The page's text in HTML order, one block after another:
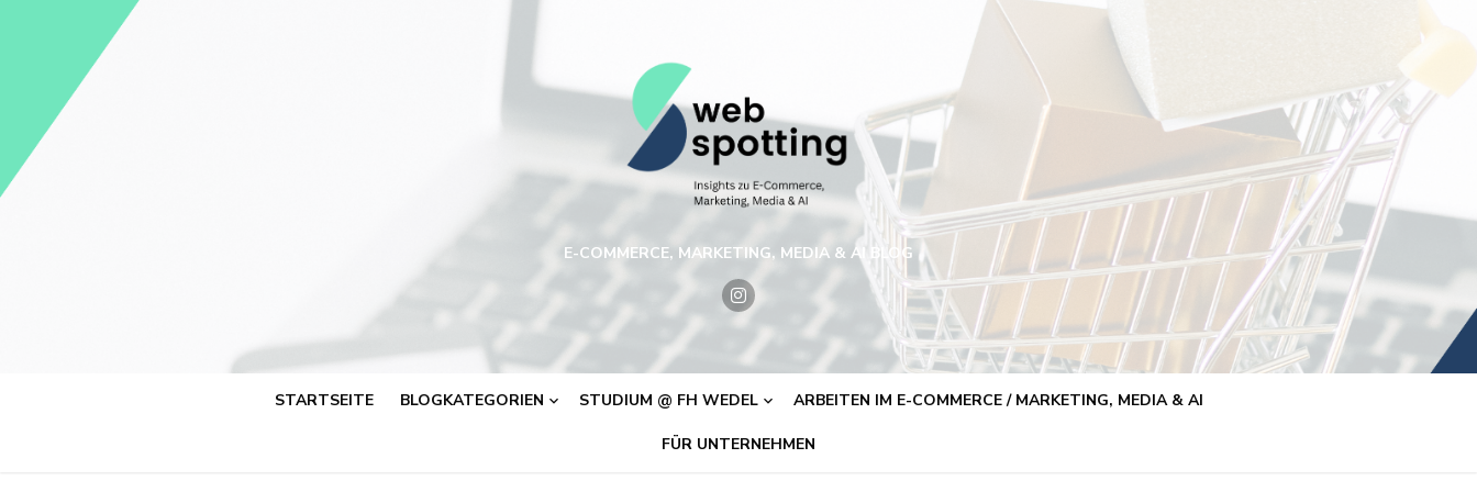
E-COMMERCE, MARKETING, MEDIA & AI BLOG
STARTSEITE BLOGKATEGORIEN STUDIUM @ FH WEDEL ARBEITEN IM E-COMMERCE / MARKETING, MEDIA & AI
FÜR UNTERNEHMEN